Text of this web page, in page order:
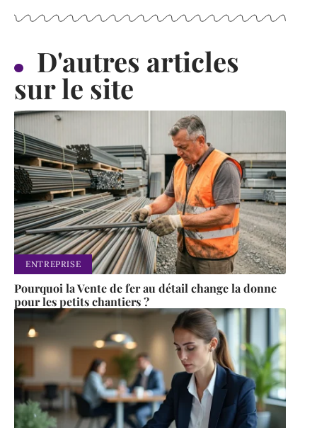
D'autres articles
sur le site
ENTREPRISE
Pourquoi la Vente de fer au détail change la donne
pour les petits chantiers ?